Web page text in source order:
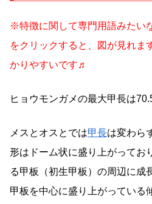
※特徴に関して専門用語みたい
をクリックすると、図が見れま
かりやすいです♬
ヒョウモンガメの最大甲長は
メスとオスとでは甲長は変わら
形はドーム状に盛り上がってお
る甲板（初生甲板）の周辺に成
甲板を中心に盛り上がっている